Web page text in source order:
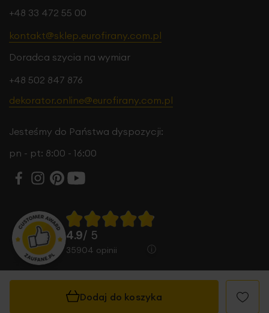
Dodaj do koszyka
+48 33 472 55 00
kontakt@sklep.eurofirany.com.pl
Doradca szycia na wymiar
+48 502 847 876
dekorator.online@eurofirany.com.pl
Jesteśmy do Państwa dyspozycji:
pn - pt: 8:00 - 16:00
4.9/ 5
35904 opinii